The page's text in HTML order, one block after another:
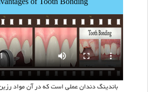
باندینگ دندان عملی است که در آن مواد